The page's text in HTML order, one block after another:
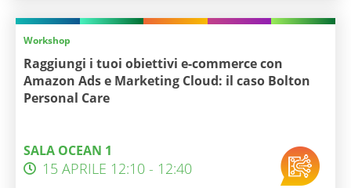
Workshop
Raggiungi i tuoi obiettivi e-commerce con
Amazon Ads e Marketing Cloud: il caso Bolton
Personal Care
SALA OCEAN 1
15 APRILE 12:10 - 12:40